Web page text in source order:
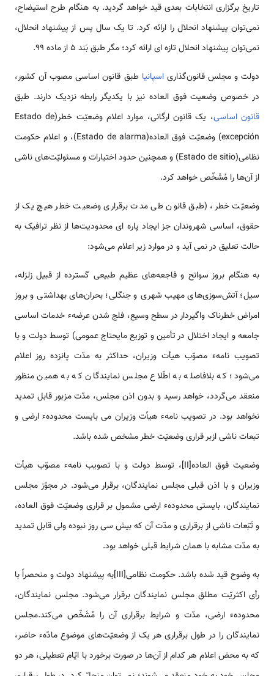
تاریخ برگزاری انتخابات بعدی قید خواهد گردید. به هنگام طرح استیضاح،
نمی‌توان پیشنهاد انحلال را ارائه کرد. تا یک سال پس از پیشنهاد انحلال،
نمی‌توان پیشنهاد انحلال تازه ای ارائه کرد؛ مگر طبق بَند ۵ از ماده ٩٩.
دولت و مجلس قانون‌گذاری‌اسپانیا طبق قانون اساسی مصوب آن کشور،
در خصوص وضعیت فوق العاده نیز با یکدیگر رابطه نزدیک دارند. طبق
قانون اساسی
، یک قانون ارگانی، موارد اعلام وضعیّت خطر(Estado de
excepción) وضعیّت فوق العاده(Estado de alarma)، و اعلام حکومت
نظامی(Estado de sitio) و همچنین حدود اختیارات و مسئولیّت‌های ناشی
از آن‌ها را مُشَخّص خواهد کرد.
وضعیّت خطر، (طبق قانون طی مدت برقراری وضعیت خطر هیچ یک از
حقوق، اساسی شهروندان جز ایجاد پاره ای محدودیت‌ها از نظر ترافیک به
حالت تعلیق در نمی آید و در موارد زیر اعلام می‌شود:
به هنگام بروز سوانح و فاجعه‌های عظیم طبیعی گسترده از قبیل زلزله،
سیل؛ آتش‌سوزی‌های مهیب شهری و جنگلی؛ بحران‌های بهداشتی و بروز
امراض خطرناک واگیردار در سطح وسیع، فلج شدن عرضهء خدمات اساسی
جامعه و ایجاد اختلال در تأمین و توزیع مایحتاج عمومی) توسط دولت و با
تصویب نامهء مصوّب هیأت وزیران، حداکثر به مدّت پانزده روز اعلام
می‌شود؛ که بلافاصله به اطّلاع مجلس نمایندگان که به همین منظور
منعقد می‌گردد، خواهد رسید و بدون اذن مجلس، مدّت مزبور قابل تمدید
نخواهد بود. در تصویب نامهء هیأت وزیران می بایست محدودهء ارضی و
تبعات ناشی ازبر قراری وضعیّت خطر مشخص شده باشد.
وضعیت فوق العاده[II]، توسط دولت و با تصویب نامهء مصوّب هیأت
وزیران و با اذن قبلی مجلس نمایندگان، برقرار می‌شود. در مجوّز مجلس
نمایندگان، بایستی محدودهء ارضی مشمول بر قراری وضعیّت فوق العاده،
و تَبَعات ناشی از برقراری و مدّت آن که بیش سی روز نبوده ولی قابل تمدید
به مدّت مشابه با همان شرایط قبلی خواهد بود.
به وضوح قید شده باشد. حکومت نظامی[III]به پیشنهاد دولت و منحصراً با
رأی اکثریّت مطلق مجلس نمایندگان برقرار می‌شود. مجلس نمایندگان،
محدودهء ارضی، مدّت و شرایط برقراری آن را مُشَخّص می‌کند.مجلس
نمایندگان را در طول برقراری هر یک از وضعیّت‌های موضوع مادّهء حاضر،
که به محض اعلام هر کدام از آن‌ها در صورت برخورد با ایّام تعطیلی، هر دو